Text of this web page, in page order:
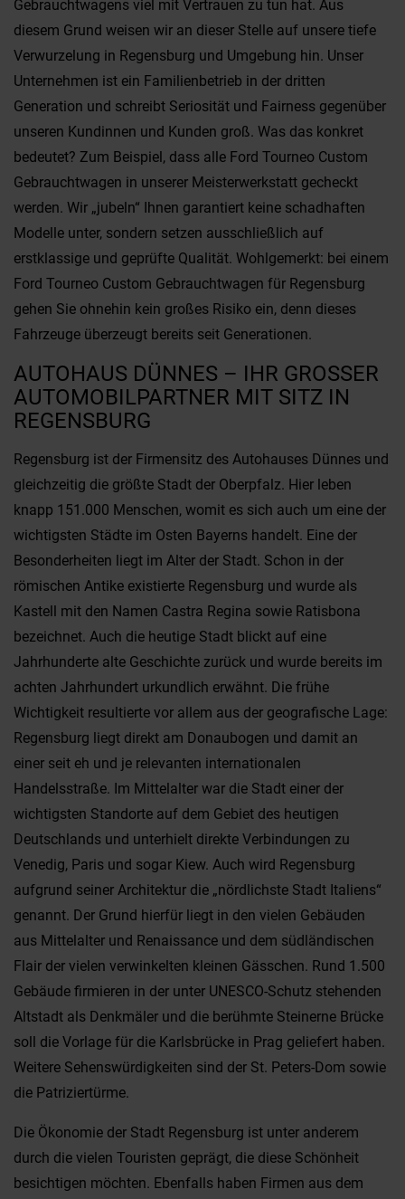
Gebrauchtwagens viel mit Vertrauen zu tun hat. Aus
diesem Grund weisen wir an dieser Stelle auf unsere tiefe
Verwurzelung in Regensburg und Umgebung hin. Unser
Unternehmen ist ein Familienbetrieb in der dritten
Generation und schreibt Seriosität und Fairness gegenüber
unseren Kundinnen und Kunden groß. Was das konkret
bedeutet? Zum Beispiel, dass alle Ford Tourneo Custom
Gebrauchtwagen in unserer Meisterwerkstatt gecheckt
werden. Wir „jubeln“ Ihnen garantiert keine schadhaften
Modelle unter, sondern setzen ausschließlich auf
erstklassige und geprüfte Qualität. Wohlgemerkt: bei einem
Ford Tourneo Custom Gebrauchtwagen für Regensburg
gehen Sie ohnehin kein großes Risiko ein, denn dieses
Fahrzeuge überzeugt bereits seit Generationen.
AUTOHAUS DÜNNES – IHR GROSSER A
UTOMOBILPARTNER MIT SITZ IN R
EGENSBURG
Regensburg ist der Firmensitz des Autohauses Dünnes und
gleichzeitig die größte Stadt der Oberpfalz. Hier leben
knapp 151.000 Menschen, womit es sich auch um eine der
wichtigsten Städte im Osten Bayerns handelt. Eine der
Besonderheiten liegt im Alter der Stadt. Schon in der
römischen Antike existierte Regensburg und wurde als
Kastell mit den Namen Castra Regina sowie Ratisbona
bezeichnet. Auch die heutige Stadt blickt auf eine
Jahrhunderte alte Geschichte zurück und wurde bereits im
achten Jahrhundert urkundlich erwähnt. Die frühe
Wichtigkeit resultierte vor allem aus der geografische Lage:
Regensburg liegt direkt am Donaubogen und damit an
einer seit eh und je relevanten internationalen
Handelsstraße. Im Mittelalter war die Stadt einer der
wichtigsten Standorte auf dem Gebiet des heutigen
Deutschlands und unterhielt direkte Verbindungen zu
Venedig, Paris und sogar Kiew. Auch wird Regensburg
aufgrund seiner Architektur die „nördlichste Stadt Italiens“
genannt. Der Grund hierfür liegt in den vielen Gebäuden
aus Mittelalter und Renaissance und dem südländischen
Flair der vielen verwinkelten kleinen Gässchen. Rund 1.500
Gebäude firmieren in der unter UNESCO-Schutz stehenden
Altstadt als Denkmäler und die berühmte Steinerne Brücke
soll die Vorlage für die Karlsbrücke in Prag geliefert haben.
Weitere Sehenswürdigkeiten sind der St. Peters-Dom sowie
die Patriziertürme.
Die Ökonomie der Stadt Regensburg ist unter anderem
durch die vielen Touristen geprägt, die diese Schönheit
besichtigen möchten. Ebenfalls haben Firmen aus dem